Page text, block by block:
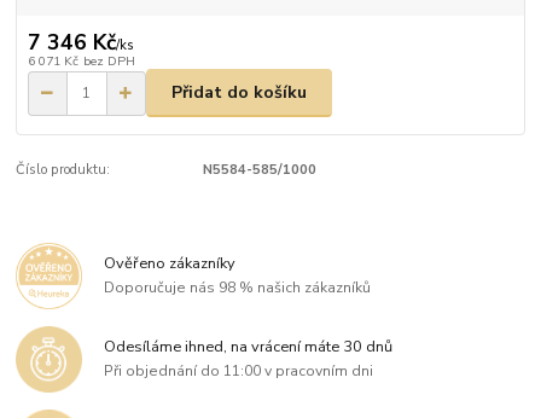
7 346 Kč/ks
6 071 Kč bez DPH
Přidat do košíku
Číslo produktu: N5584-585/1000
Ověřeno zákazníky
Doporučuje nás 98 % našich zákazníků
Odesíláme ihned, na vrácení máte 30 dnů
Při objednání do 11:00 v pracovním dni